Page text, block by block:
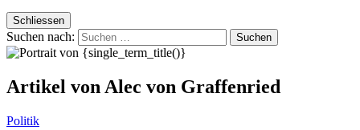
Schliessen
Suchen nach:
Artikel von Alec von Graffenried
Politik